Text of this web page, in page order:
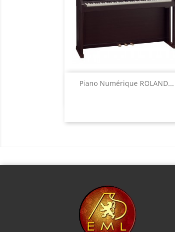
Piano Numérique ROLAND...
Aperçu rapide